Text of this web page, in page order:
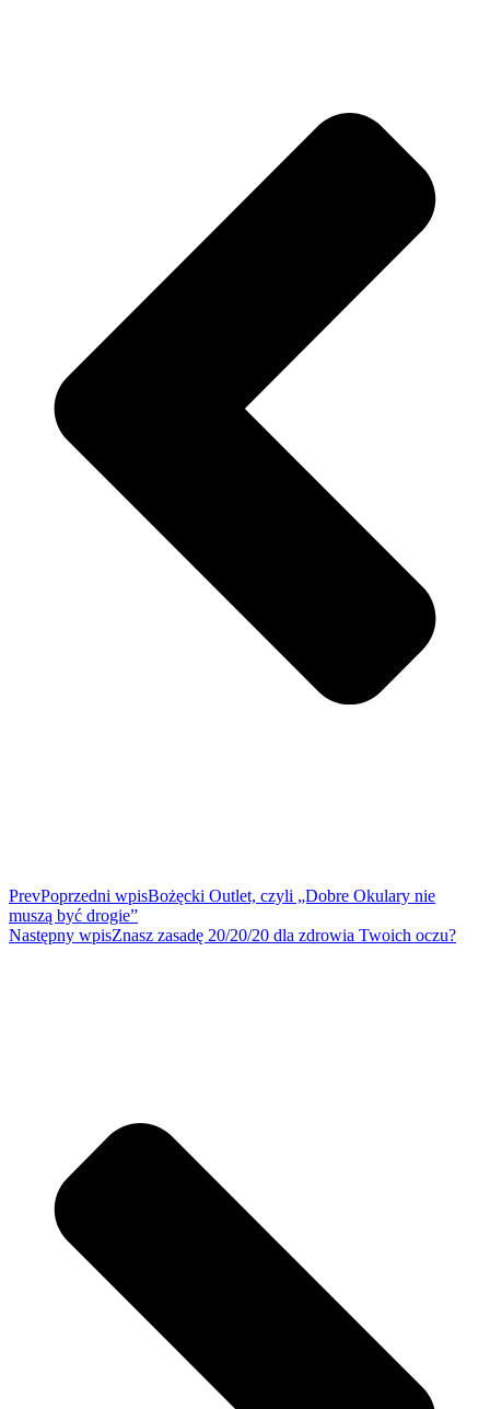
PrevPoprzedni wpisBożęcki Outlet, czyli „Dobre Okulary nie
muszą być drogie”
Następny wpisZnasz zasadę 20/20/20 dla zdrowia Twoich oczu?